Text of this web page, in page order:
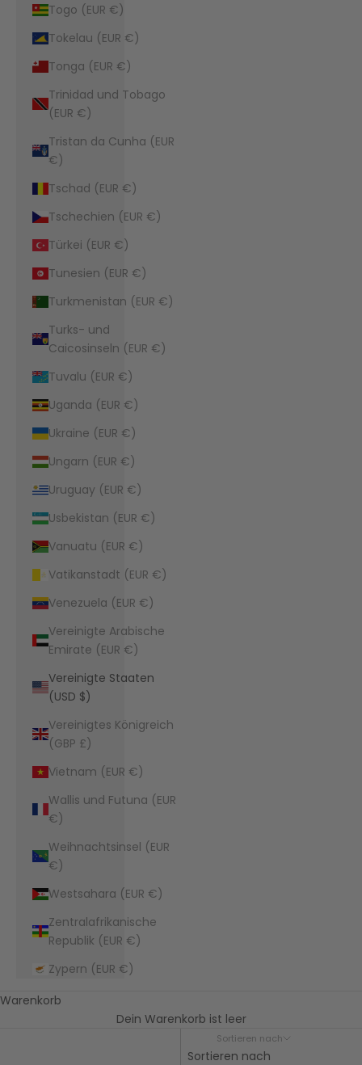
Togo (EUR €)
Tokelau (EUR €)
Tonga (EUR €)
Trinidad und Tobago
(EUR €)
Tristan da Cunha (EUR
€)
Tschad (EUR €)
Tschechien (EUR €)
Türkei (EUR €)
Tunesien (EUR €)
Turkmenistan (EUR €)
Turks- und
Caicosinseln (EUR €)
Tuvalu (EUR €)
Uganda (EUR €)
Ukraine (EUR €)
Ungarn (EUR €)
Uruguay (EUR €)
Usbekistan (EUR €)
Vanuatu (EUR €)
Vatikanstadt (EUR €)
Venezuela (EUR €)
Vereinigte Arabische
Emirate (EUR €)
Vereinigte Staaten
(USD $)
Vereinigtes Königreich
(GBP £)
Vietnam (EUR €)
Wallis und Futuna (EUR
€)
Weihnachtsinsel (EUR
€)
Westsahara (EUR €)
Zentralafrikanische
Republik (EUR €)
Zypern (EUR €)
Warenkorb
Dein Warenkorb ist leer
Sortieren nach
Sortieren nach